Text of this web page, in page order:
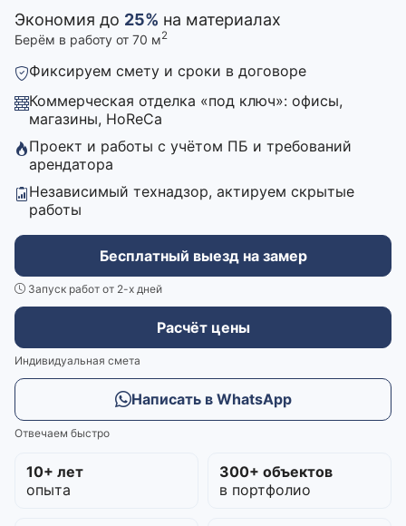
Экономия до 25% на материалах
Берём в работу от 70 м2
Фиксируем смету и сроки в договоре
Коммерческая отделка «под ключ»: офисы,
магазины, HoReCa
Проект и работы с учётом ПБ и требований
арендатора
Независимый технадзор, актируем скрытые
работы
Бесплатный выезд на замер
Запуск работ от 2-х дней
Расчёт цены
Индивидуальная смета
Написать в WhatsApp
Отвечаем быстро
10+ лет
опыта
300+ объектов
в портфолио